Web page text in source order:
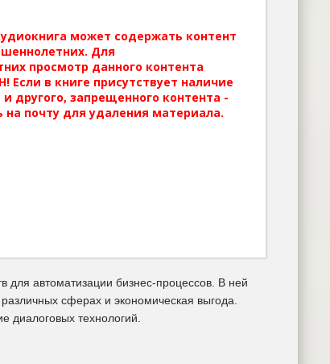
может содержать контент
Для
просмотр данного контента
Если в книге присутствует наличие
другого, запрещенного контента -
на почту для удаления материала.
для автоматизации бизнес-процессов. В ней
сферах и экономическая выгода.
диалоговых технологий.